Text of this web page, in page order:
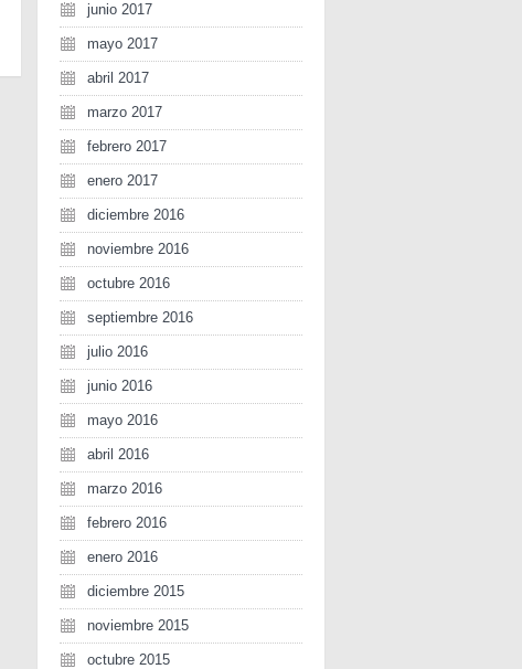
junio 2017
mayo 2017
abril 2017
marzo 2017
febrero 2017
enero 2017
diciembre 2016
noviembre 2016
octubre 2016
septiembre 2016
julio 2016
junio 2016
mayo 2016
abril 2016
marzo 2016
febrero 2016
enero 2016
diciembre 2015
noviembre 2015
octubre 2015